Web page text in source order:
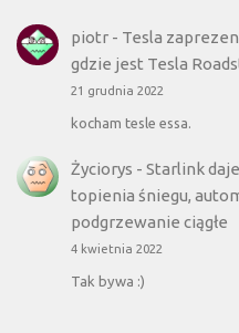
piotr- Tesla
gdzie jest Tesla
21 grudnia 2022
kocham tesle essa.
Życiorys - Starlink
topienia śniegu,
podgrzewanie ciągłe
4 kwietnia 2022
Tak bywa :)